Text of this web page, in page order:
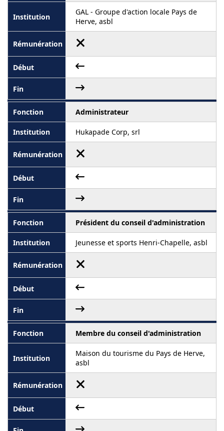
GAL - Groupe d'action locale Pays de
Herve, asbl
Administrateur
Hukapade Corp, srl
Président du conseil d'administration
Jeunesse et sports Henri-Chapelle, asbl
Membre du conseil d'administration
Maison du tourisme du Pays de Herve,
asbl